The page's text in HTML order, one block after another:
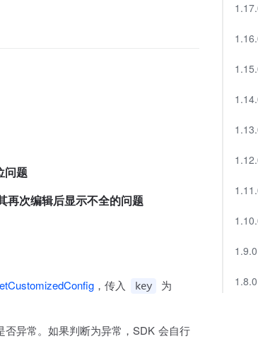
问题
次编辑后显示不全的问题
，传入 key 为
异常。如果判断为异常，SDK 会自行